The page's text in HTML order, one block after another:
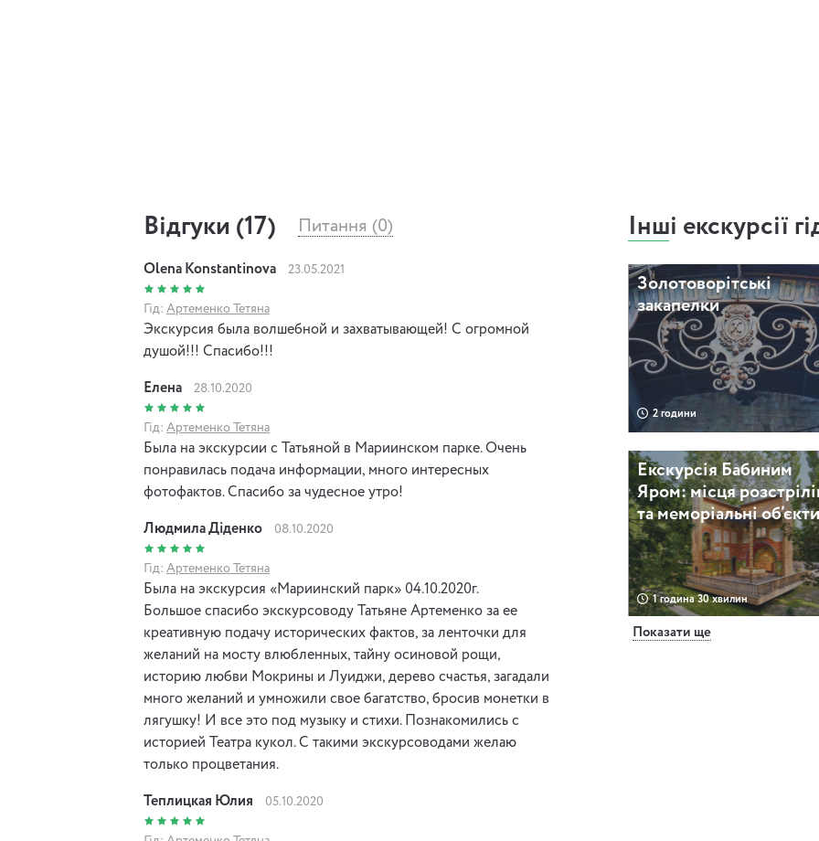
Відгуки (17) Питання (0)
Olena Konstantinova 23.05.2021
Гід: Артеменко Тетяна
Экскурсия была волшебной и захватывающей! С огромной
душой!!! Спасибо!!!
Елена 28.10.2020
Гід: Артеменко Тетяна
Была на экскурсии с Татьяной в Мариинском парке. Очень
понравилась подача информации, много интересных
фотофактов. Спасибо за чудесное утро!
Людмила Діденко 08.10.2020
Гід: Артеменко Тетяна
Была на экскурсия «Мариинский парк» 04.10.2020г.
Большое спасибо экскурсоводу Татьяне Артеменко за ее
креативную подачу исторических фактов, за ленточки для
желаний на мосту влюбленных, тайну осиновой рощи,
историю любви Мокрины и Луиджи, дерево счастья, загадали
много желаний и умножили свое багатство, бросив монетки в
лягушку! И все это под музыку и стихи. Познакомились с
историей Театра кукол. С такими экскурсоводами желаю
только процветания.
Теплицкая Юлия 05.10.2020
Інші екскурсії
Золотоворітські
закапелки
2 години
Екскурсія Бабиним
Яром: місця
та меморіальні об’єкти
1 година 30 хвилин
Показати ще